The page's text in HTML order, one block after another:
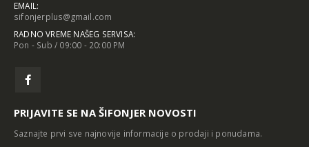
EMAIL:
sifonjerplus@gmail.com
RADNO VREME NAŠEG SERVISA:
Pon - Sub / 09:00 - 20:00 PM
PRIJAVITE SE NA ŠIFONJER NOVOSTI
Saznajte prvi sve najnovije informacije o prodaji i ponudama.